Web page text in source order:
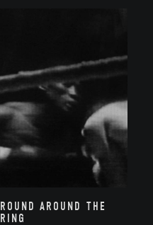
ROUND AROUND THE
RING